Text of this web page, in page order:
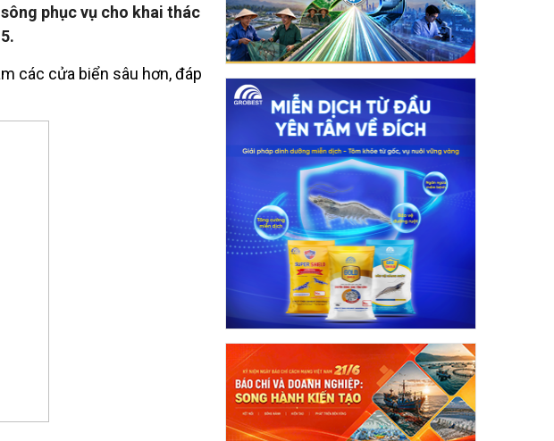
phục vụ cho khai thác
các cửa biển sâu hơn, đáp